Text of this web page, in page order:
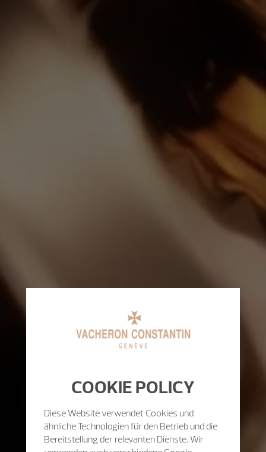
COOKIE POLICY
Diese Website verwendet Cookies und
ähnliche Technologien für den Betrieb und die
Bereitstellung der relevanten Dienste. Wir